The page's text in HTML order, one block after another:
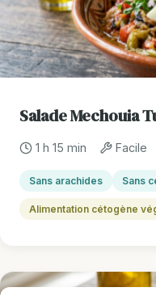
Salade Mechouia
1 h 15 min Facile
Sans arachides Sans
Alimentation cétogène